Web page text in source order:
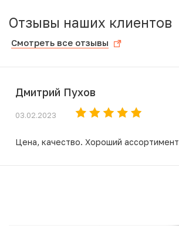
Отзывы наших клиентов
Смотреть все отзывы
Дмитрий Пухов
03.02.2023
Цена, качество. Хороший ассортимент